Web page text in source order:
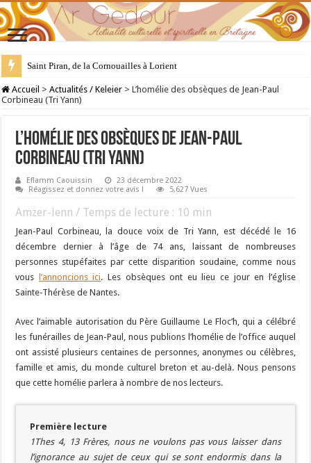
28 juillet : Saint Samson de Dol, père de la Bretagne chrétienne
Accueil > Actualités / Keleier > L’homélie des obsèques de Jean-Paul
Corbineau (Tri Yann)
L’homélie des obsèques de Jean-Paul
Corbineau (Tri Yann)
Eflamm Caouissin
23 décembre 2022
Réagissez et donnez votre avis !
5,627 Vues
Amzer-lenn / Temps de lecture : 10 min
Jean-Paul Corbineau, la douce voix de Tri Yann, est décédé le 16
décembre dernier à l’âge de 74 ans, laissant de nombreuses
personnes stupéfaites par cette disparition soudaine, comme nous
vous l’annoncions ici. Les obsèques ont eu lieu ce jour en l’église
Sainte-Thérèse de Nantes.
Avec l’aimable autorisation du Père Guillaume Le Floc’h, qui a célébré
les funérailles de Jean-Paul, nous publions l’homélie de l’office auquel
ont assisté plusieurs centaines de personnes, anonymes ou célèbres,
famille et amis, du monde culturel breton et au-delà. Nous pensons
que cette homélie parlera à nombre de nos lecteurs.
Première lecture
1Thes 4, 13 Frères, nous ne voulons pas vous laisser dans
l’ignorance au sujet de ceux qui se sont endormis dans la